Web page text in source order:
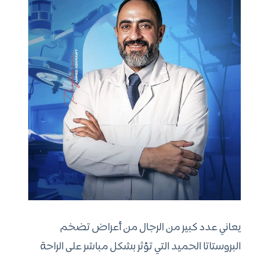
يعاني عدد كبير من الرجال من أعراض تضخم
البروستاتا الحميد التي تؤثر بشكل مباشر على الراحة